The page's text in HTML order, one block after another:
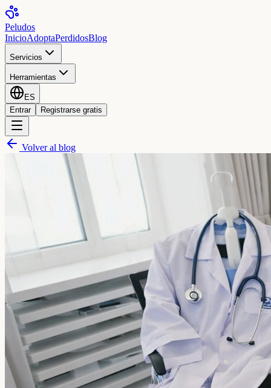
Peludos
InicioAdoptaPerdidosBlog
Servicios
Herramientas
ES
Entrar
Registrarse gratis
Volver al blog